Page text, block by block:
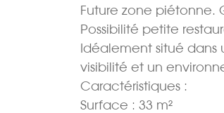
Future zone piétonne.
Possibilité petite
Idéalement situé
visibilité et un
Caractéristiques :
Surface : 33 m²